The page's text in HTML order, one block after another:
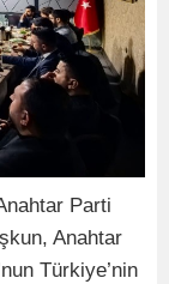
Parti
Anahtar
Türkiye’nin